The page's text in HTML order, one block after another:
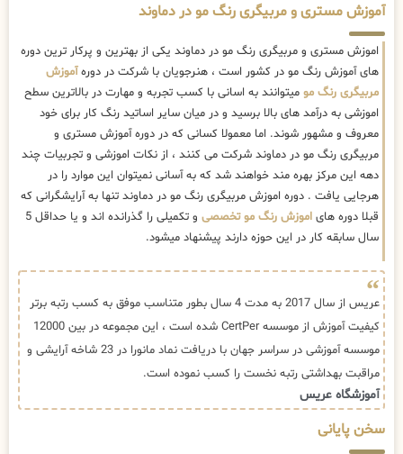
آموزش مستری و مربیگری رنگ مو در دماوند
اموزش مستری و مربیگری رنگ مو در دماوند یکی از بهترین و پرکار ترین دوره
های آموزش رنگ مو در کشور است ، هنرجویان با شرکت در دورهآموزش
مربیگری رنگ مو میتوانند به اسانی با کسب تجربه و مهارت در بالاترین سطح
اموزشی به درآمد های بالا برسید و در میان سایر اساتید رنگ کار برای خود
معروف و مشهور شوند. اما معمولا کسانی که در دوره آموزش مستری و
مربیگری رنگ مو در دماوند شرکت می کنند ، از نکات اموزشی و تجربیات چند
دهه این مرکز بهره مند خواهند شد که به آسانی نمیتوان این موارد را در
هرجایی یافت . دوره اموزش مربیگری رنگ مو در دماوند تنها به آرایشگرانی که
قبلا دوره های اموزش رنگ مو تخصصی
و تکمیلی را گذرانده اند و یا حداقل 5
سال سابقه کار در این حوزه دارند پیشنهاد میشود.
عریس از سال 2017 به مدت 4 سال بطور متناسب موفق به کسب رتبه برتر
کیفیت آموزش از موسسه CertPer شده است ، این مجموعه در بین 12000
موسسه آموزشی در سراسر جهان با دریافت نماد مانورا در 23 شاخه آرایشی و
مراقبت بهداشتی رتبه نخست را کسب نموده است.
آموزشگاه عریس
سخن پایانی